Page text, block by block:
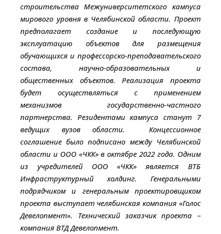
строительства Межуниверситетского кампуса
мирового уровня в Челябинской области. Проект
предполагает создание и последующую
эксплуатацию объектов для размещения
обучающихся и профессорско-преподавательского
состава, научно-образовательных и
общественных объектов. Реализация проекта
будет осуществляться с применением
механизмов государственно-частного
партнерства. Резидентами кампуса станут 7
ведущих вузов области. Концессионное
соглашение было подписано между Челябинской
области и ООО «ЧКК» в октябре 2022 года. Одним
из учредителей ООО «ЧКК» является ВТБ
Инфраструктурный холдинг. Генеральными
подрядчиком и генеральным проектировщиком
проекта выступает челябинская компания «Голос
Девелопмент». Технический заказчик проекта –
компания ВТД Девелопмент.